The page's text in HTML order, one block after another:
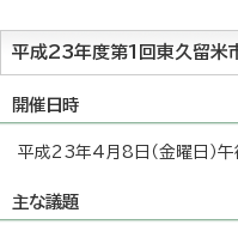
平成23年度第1回東久留米
開催日時
平成23年4月8日（金曜日）
主な議題